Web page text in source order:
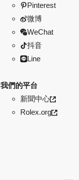
Pinterest
微博
WeChat
抖音
Line
我們的平台
新聞中心
Rolex.org